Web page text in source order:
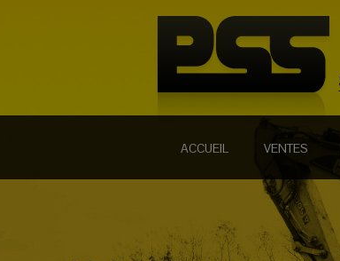
ACCUEIL VENTES